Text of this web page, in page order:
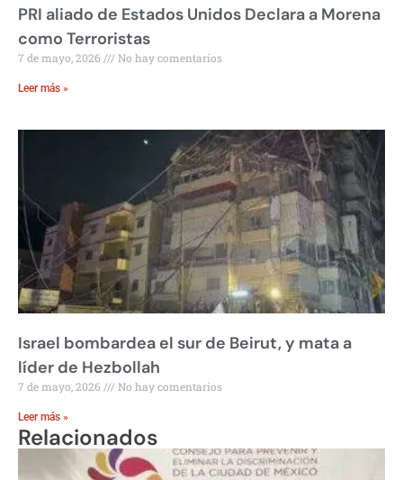
PRI aliado de Estados Unidos Declara a Morena
como Terroristas
7 de mayo, 2026 No hay comentarios
Leer más »
Israel bombardea el sur de Beirut, y mata a
líder de Hezbollah
7 de mayo, 2026 No hay comentarios
Leer más »
Relacionados